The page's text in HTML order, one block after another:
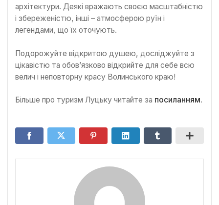
архітектури. Деякі вражають своєю масштабністю
і збереженістю, інші – атмосферою руїн і
легендами, що їх оточують.
Подорожуйте відкритою душею, досліджуйте з
цікавістю та обов’язково відкрийте для себе всю
велич і неповторну красу Волинського краю!
Більше про туризм Луцьку читайте за посиланням.